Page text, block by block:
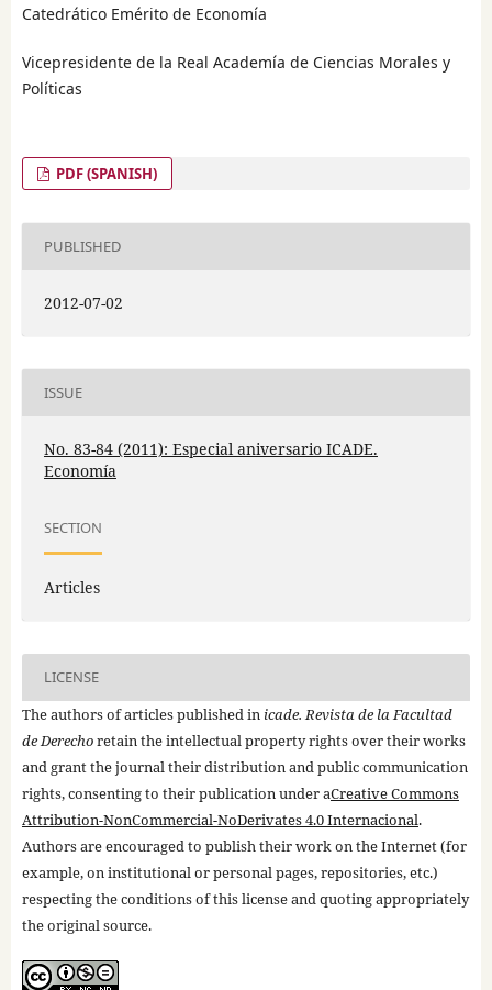
Catedrático Emérito de Economía
Vicepresidente de la Real Academía de Ciencias Morales y
Políticas
PDF (SPANISH)
PUBLISHED
2012-07-02
ISSUE
No. 83-84 (2011): Especial aniversario ICADE.
Economía
SECTION
Articles
LICENSE
The authors of articles published in icade. Revista de la Facultad
de Derechoretain the intellectual property rights over their works
and grant the journal their distribution and public communication
rights, consenting to their publication under aCreative Commons
Attribution-NonCommercial-NoDerivates 4.0 Internacional.
Authors are encouraged to publish their work on the Internet (for
example, on institutional or personal pages, repositories, etc.)
respecting the conditions of this license and quoting appropriately
the original source.